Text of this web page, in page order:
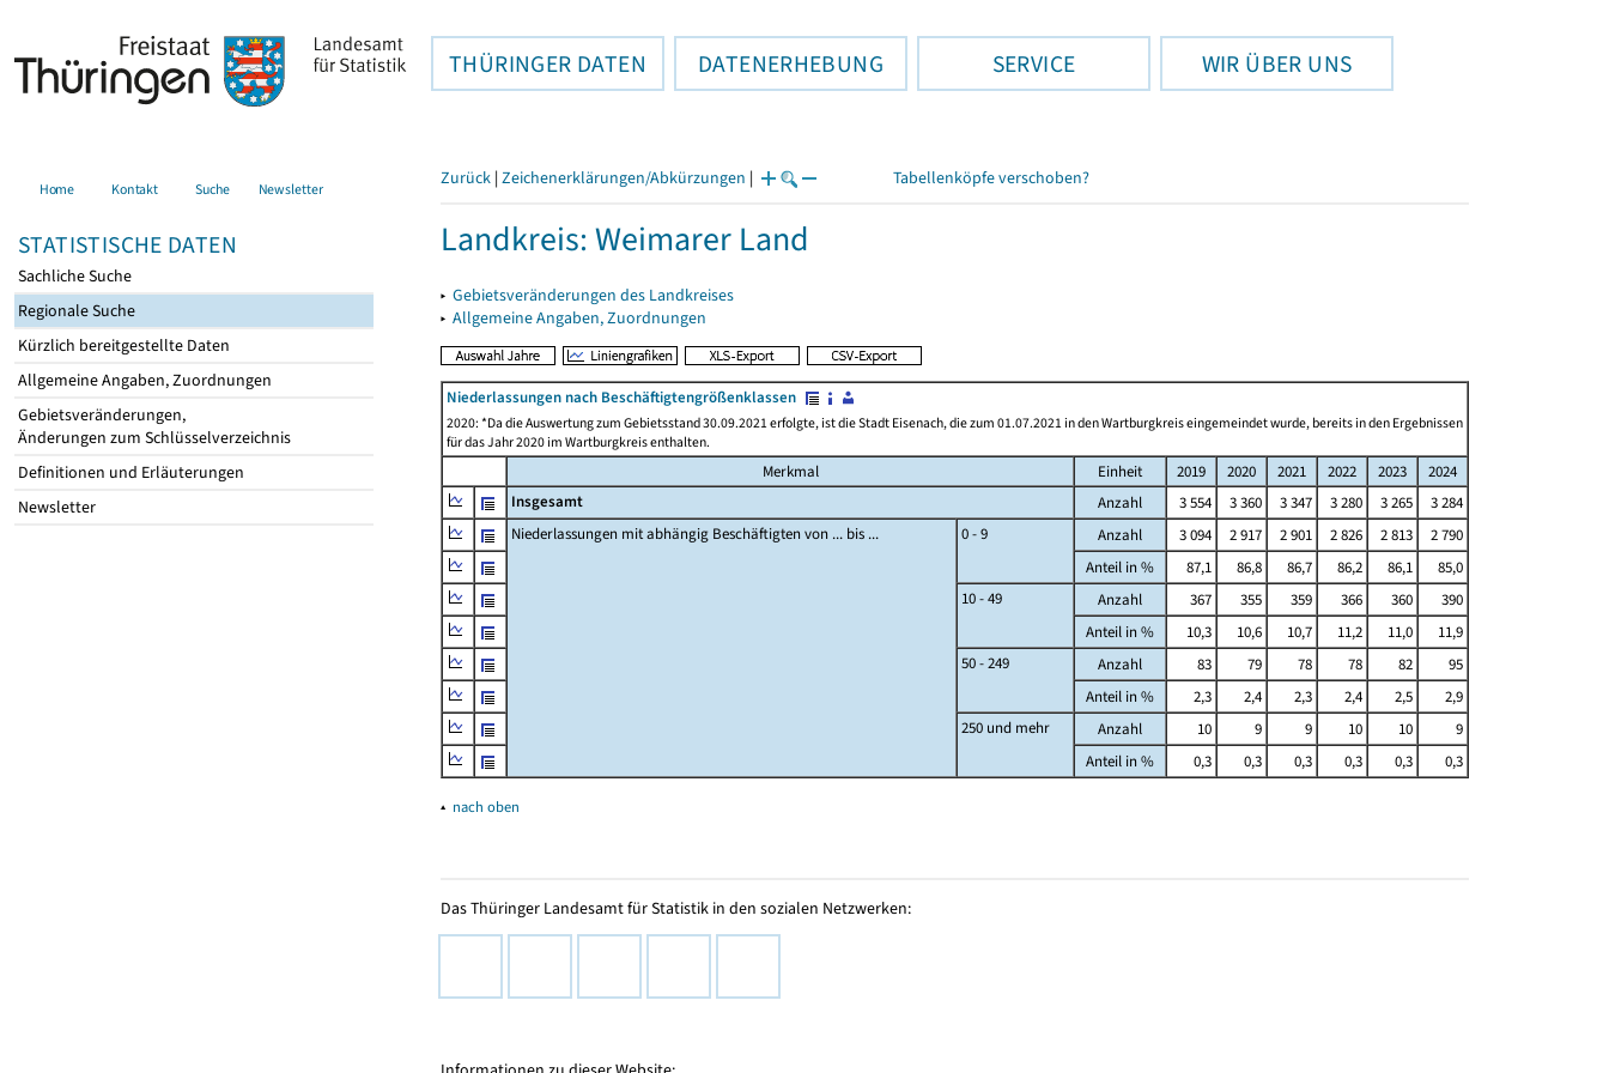
THÜRINGER DATEN DATENERHEBUNG SERVICE WIR ÜBER UNS
Home Kontakt Suche Newsletter
STATISTISCHE DATEN
Sachliche Suche
Regionale Suche
Kürzlich bereitgestellte Daten
Allgemeine Angaben, Zuordnungen
Gebietsveränderungen,
Änderungen zum Schlüsselverzeichnis
Definitionen und Erläuterungen
Newsletter
Zurück | Zeichenerklärungen/Abkürzungen | Tabellenköpfe verschoben?
Landkreis: Weimarer Land
▸ Gebietsveränderungen des Landkreises
▸ Allgemeine Angaben, Zuordnungen
Niederlassungen nach Beschäftigtengrößenklassen
2020: *Da die Auswertung zum Gebietsstand 30.09.2021 erfolgte, ist die Stadt Eisenach, die zum 01.07.2021 in den Wartburgkreis eingemeindet wurde, bereits in den Ergebnissen
für das Jahr 2020 im Wartburgkreis enthalten.
Merkmal Einheit 2019 2020 2021 2022 2023
2024
Insgesamt
Anzahl 3 554 3 360 3 347 3 280 3 265
3 284
Niederlassungen mit abhängig Beschäftigten von ... bis ...
0 - 9 Anzahl 3 094 2 917 2 901 2 826 2 813
2 790
Anteil in %
87,1 86,8 86,7 86,2 86,1
85,0
10 - 49
Anzahl 367 355 359 366 360
390
Anteil in %
10,3 10,6 10,7 11,2 11,0
11,9
50 - 249
Anzahl 83 79 78 78 82
95
Anteil in %
2,3 2,4 2,3 2,4 2,5
2,9
250 und mehr
Anzahl 10 9 9 10 10
9
Anteil in %
0,3 0,3 0,3 0,3 0,3 0,3
▴ nach oben
Das Thüringer Landesamt für Statistik in den sozialen Netzwerken: